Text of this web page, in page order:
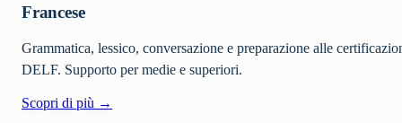
Francese
Grammatica, lessico, conversazione e preparazione alle
DELF. Supporto per medie e superiori.
Scopri di più →